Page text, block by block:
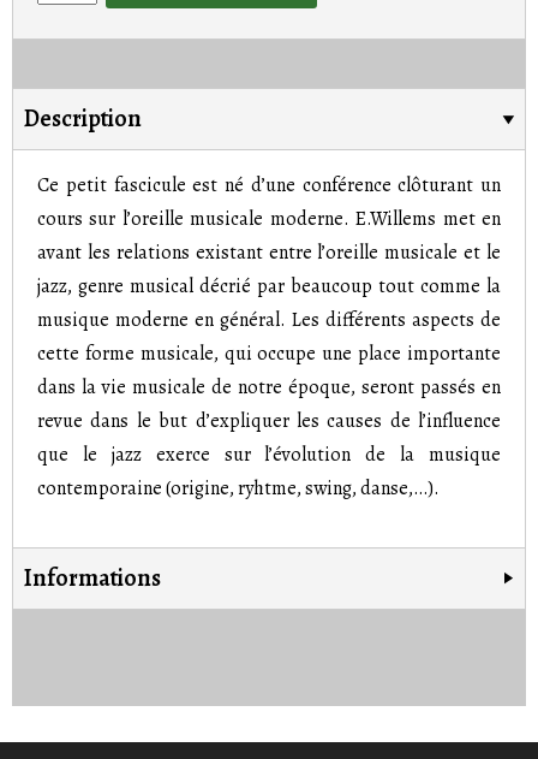
Description
Ce petit fascicule est né d’une conférence clôturant un
cours sur l’oreille musicale moderne. E.Willems met en
avant les relations existant entre l’oreille musicale et le
jazz, genre musical décrié par beaucoup tout comme la
musique moderne en général. Les différents aspects de
cette forme musicale, qui occupe une place importante
dans la vie musicale de notre époque, seront passés en
revue dans le but d’expliquer les causes de l’influence
que le jazz exerce sur l’évolution de la musique
contemporaine (origine, ryhtme, swing, danse,…).
Informations